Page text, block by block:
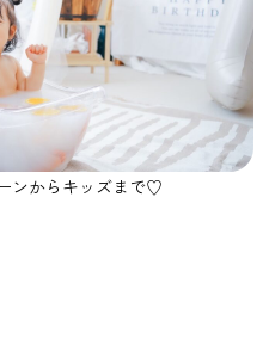
ンからキッズまで♡